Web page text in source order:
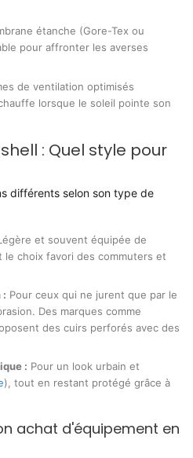
étanche (Gore-Tex ou
pour affronter les averses
de ventilation optimisés
lorsque le soleil pointe son
: Quel style pour
différents selon son type de
et souvent équipée de
le choix favori des commuters et
: Pour ceux qui ne jurent que par le
Des marques comme
des cuirs perforés avec des
: Pour un look urbain et
), tout en restant protégé grâce à
achat d'équipement en